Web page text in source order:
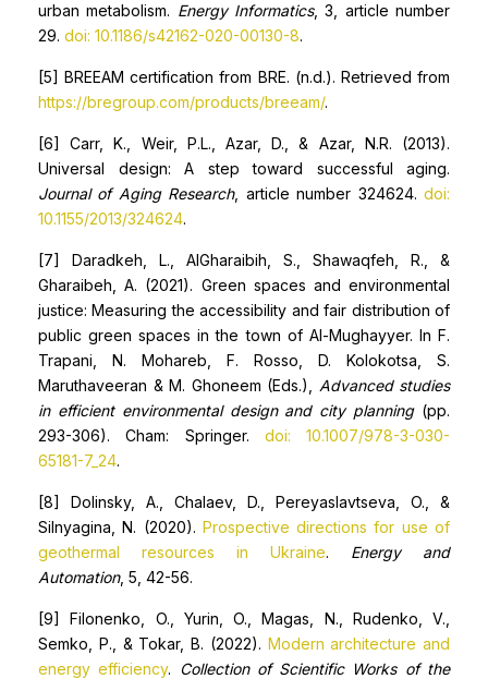
urban metabolism. Energy Informatics, 3, article number
29. doi: 10.1186/s42162-020-00130-8.
[5] BREEAM certification from BRE. (n.d.). Retrieved from
https://bregroup.com/products/breeam/.
[6] Carr, K., Weir, P.L., Azar, D., & Azar, N.R. (2013).
Universal design: A step toward successful aging.
Journal of Aging Research, article number 324624.doi:
10.1155/2013/324624.
[7] Daradkeh, L., AlGharaibih, S., Shawaqfeh, R., &
Gharaibeh, A. (2021). Green spaces and environmental
justice: Measuring the accessibility and fair distribution of
public green spaces in the town of Al-Mughayyer. In F.
Trapani, N. Mohareb, F. Rosso, D. Kolokotsa, S.
Maruthaveeran & M. Ghoneem (Eds.),
Advanced studies
in efficient environmental design and city planning (pp.
293-306). Cham: Springer. doi: 10.1007/978-3-030-
65181-7_24.
[8] Dolinsky, A., Chalaev, D., Pereyaslavtseva, O., &
Silnyagina, N. (2020). Prospective directions for use of
geothermal resources in Ukraine. Energy and
Automation, 5, 42-56.
[9] Filonenko, O., Yurin, O., Magas, N., Rudenko, V.,
Semko, P., & Tokar, B. (2022). Modern architecture and
energy efficiency. Collection of Scientific Works of the